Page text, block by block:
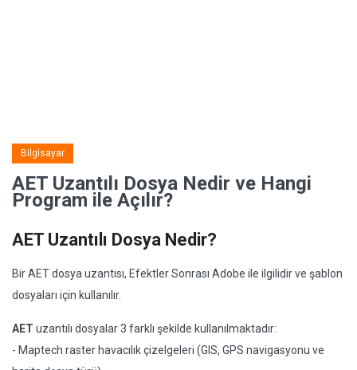
Bilgisayar
AET Uzantılı Dosya Nedir ve Hangi
Program ile Açılır?
AET Uzantılı Dosya Nedir?
Bir AET dosya uzantısı, Efektler Sonrası Adobe ile ilgilidir ve şablon
dosyaları için kullanılır.
AET uzantılı dosyalar 3 farklı şekilde kullanılmaktadır:
- Maptech raster havacılık çizelgeleri (GIS, GPS navigasyonu ve